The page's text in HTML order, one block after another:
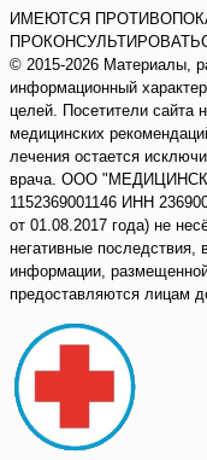
ИМЕЮТСЯ
© 2015-2026 Материалы,
информационный
целей. Посетители сайта
медицинских
лечения остается
врача. ООО
1152369001146 ИНН
от 01.08.2017 года) не
негативные последствия,
информации,
предоставляются лицам